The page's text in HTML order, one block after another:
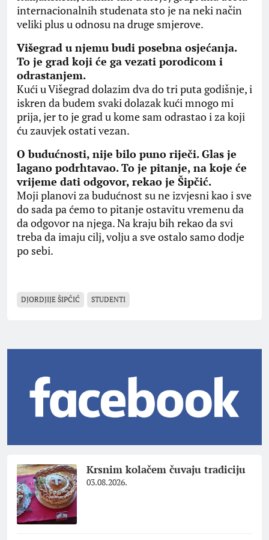
internacionalnih studenata sto je na neki način
veliki plus u odnosu na druge smjerove.
Višegrad u njemu budi posebna osjećanja.
To je grad koji će ga vezati porodicom i
odrastanjem.
Kući u Višegrad dolazim dva do tri puta godišnje, i
iskren da budem svaki dolazak kući mnogo mi
prija, jer to je grad u kome sam odrastao i za koji
ću zauvjek ostati vezan.
O budućnosti, nije bilo puno riječi. Glas je
lagano podrhtavao. To je pitanje, na koje će
vrijeme dati odgovor, rekao je Šipčić.
Moji planovi za budućnost su ne izvjesni kao i sve
do sada pa ćemo to pitanje ostavitu vremenu da
da odgovor na njega. Na kraju bih rekao da svi
treba da imaju cilj, volju a sve ostalo samo dodje
po sebi.
DJORDJIJE ŠIPČIĆ STUDENTI
Krsnim kolačem čuvaju tradiciju
03.08.2026.